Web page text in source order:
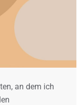
an dem ich